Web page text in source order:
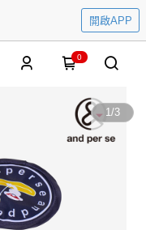
開啟APP
0
1/3